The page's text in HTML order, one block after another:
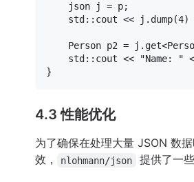
    json j = p;
    std::cout << j.
dump(4)
    Person p2 = j.
get
    std::cout <<
"Name: "
4.3 性能优化
为了确保在处理大量 JSON 数
效，
nlohmann/json 提供了一